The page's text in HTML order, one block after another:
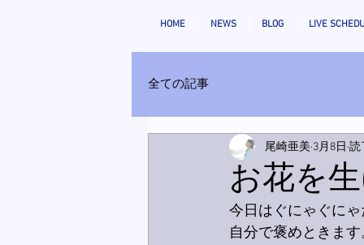
HOME NEWS BLOG LIVE
全ての記事
お花を
尾崎亜美 3月8日 読
今日はぐにゃぐに
自分で褒めときま